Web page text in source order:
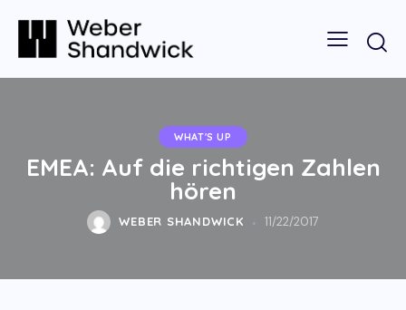
WHAT'S UP
EMEA: Auf die richtigen Zahlen
hören
WEBER SHANDWICK 11/22/2017